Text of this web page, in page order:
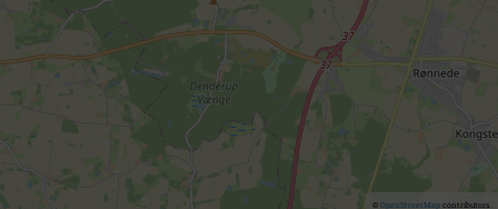
© OpenStreetMapcontributors.